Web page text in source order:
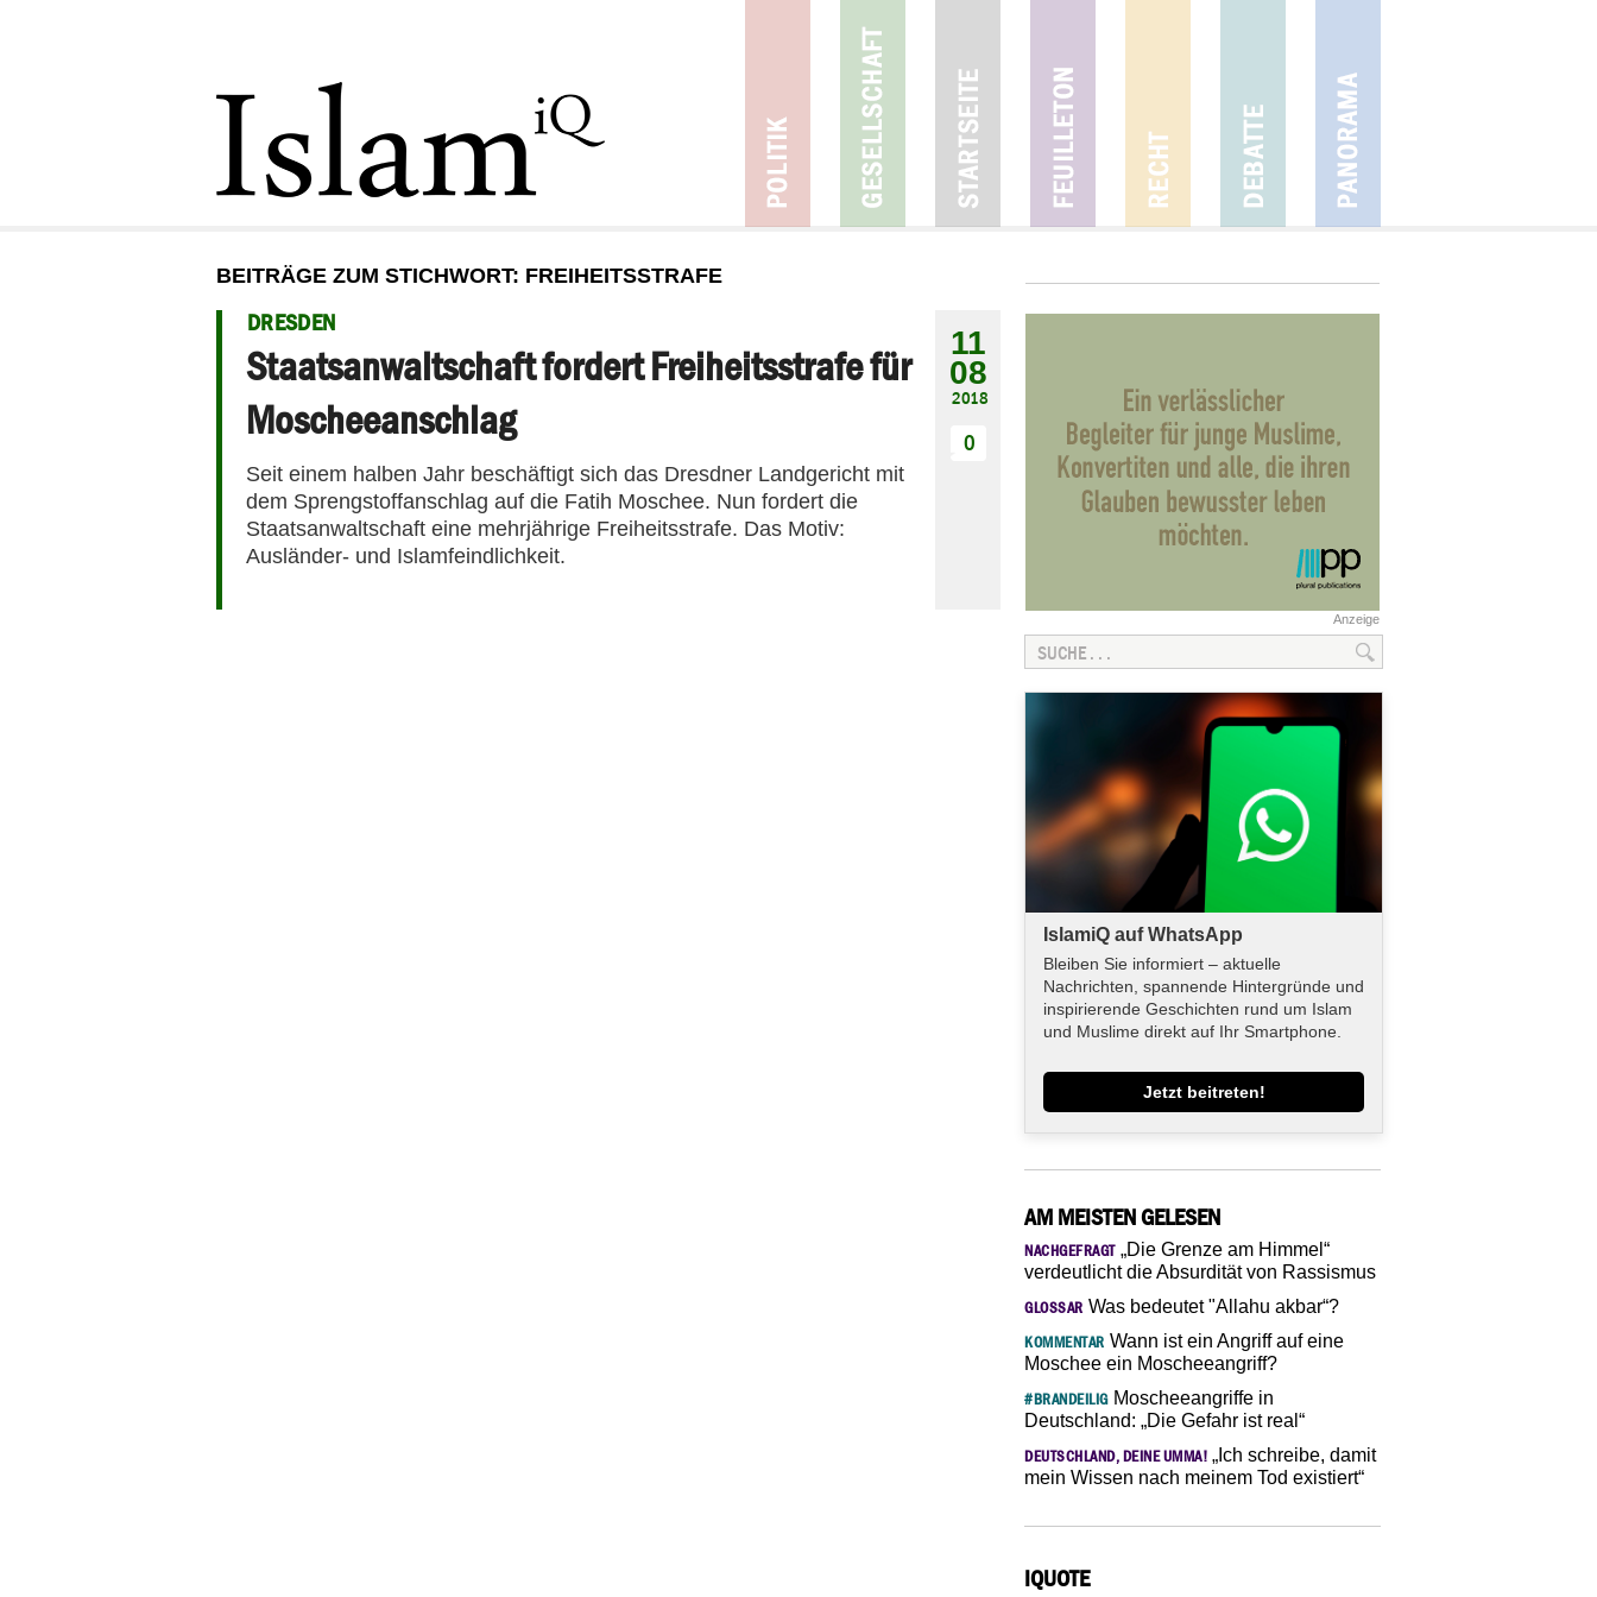
BEITRÄGE ZUM STICHWORT: FREIHEITSSTRAFE
DRESDEN
Staatsanwaltschaft fordert Freiheitsstrafe für
Moscheeanschlag
Seit einem halben Jahr beschäftigt sich das Dresdner Landgericht mit
dem Sprengstoffanschlag auf die Fatih Moschee. Nun fordert die
Staatsanwaltschaft eine mehrjährige Freiheitsstrafe. Das Motiv:
Ausländer- und Islamfeindlichkeit.
11
08
2018
0
Anzeige
IslamiQ auf WhatsApp
Bleiben Sie informiert – aktuelle
Nachrichten, spannende Hintergründe und
inspirierende Geschichten rund um Islam
und Muslime direkt auf Ihr Smartphone.
Jetzt beitreten!
AM MEISTEN GELESEN
NACHGEFRAGT„Die Grenze am Himmel“
verdeutlicht die Absurdität von Rassismus
GLOSSAR Was bedeutet "Allahu akbar“?
KOMMENTAR Wann ist ein Angriff auf eine
Moschee ein Moscheeangriff?
#BRANDEILIGMoscheeangriffe in
Deutschland: „Die Gefahr ist real“
DEUTSCHLAND, DEINE UMMA! „Ich schreibe, damit
mein Wissen nach meinem Tod existiert“
IQUOTE